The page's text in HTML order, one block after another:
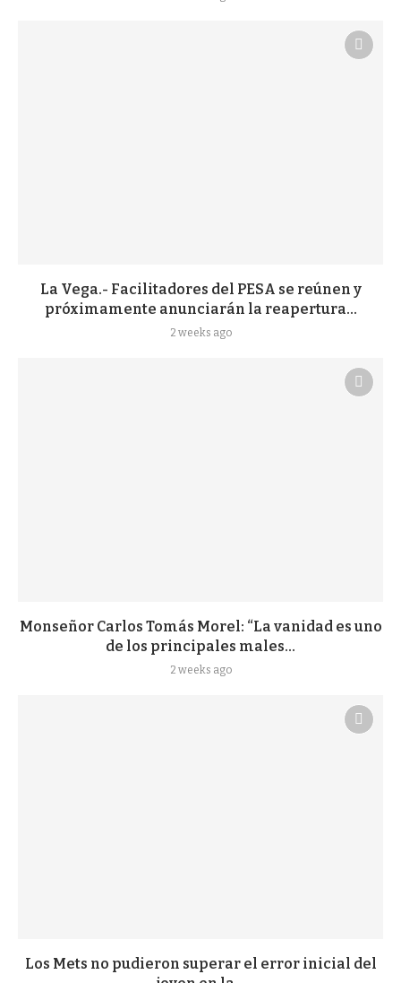
La Vega.- Facilitadores del PESA se reúnen y
próximamente anunciarán la reapertura...
2 weeks ago
Monseñor Carlos Tomás Morel: “La vanidad es uno
de los principales males...
2 weeks ago
Los Mets no pudieron superar el error inicial del